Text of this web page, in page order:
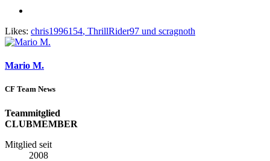
Likes: chris1996154, ThrillRider97 und scragnoth
Mario M.
CF Team News
Teammitglied
CLUBMEMBER
Mitglied seit
2008